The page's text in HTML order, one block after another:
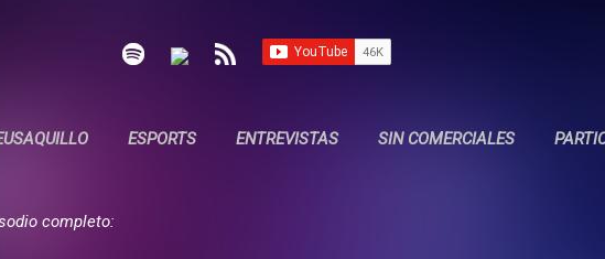
ESPORTS ENTREVISTAS SIN COMERCIALES
completo: